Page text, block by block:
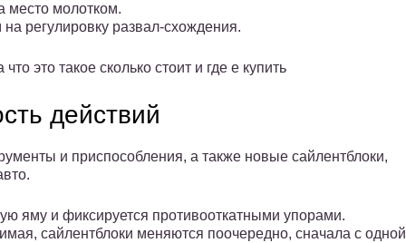
место молотком.
регулировку развал-схождения.
это такое сколько стоит и где е купить
действий
и приспособления, а также новые сайлентблоки,
яму и фиксируется противооткатными упорами.
сайлентблоки меняются поочередно, сначала с одной